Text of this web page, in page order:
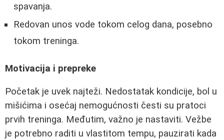
spavanja.
Redovan unos vode tokom celog dana, posebno
tokom treninga.
Motivacija i prepreke
Početak je uvek najteži. Nedostatak kondicije, bol u
mišićima i osećaj nemogućnosti česti su pratoci
prvih treninga. Međutim, važno je nastaviti. Vežbe
je potrebno raditi u vlastitom tempu, pauzirati kada